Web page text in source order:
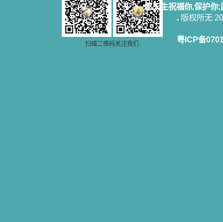
扫描二维码关注我们
愿天主祝福你,保护你
版权所无
粤ICP备